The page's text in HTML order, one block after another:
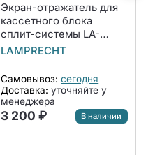
Экран-отражатель для
кассетного блока
сплит-системы LA-
NW600-CA
LAMPRECHT
Самовывоз: сегодня
Доставка: уточняйте у
менеджера
3 200 ₽ В наличии